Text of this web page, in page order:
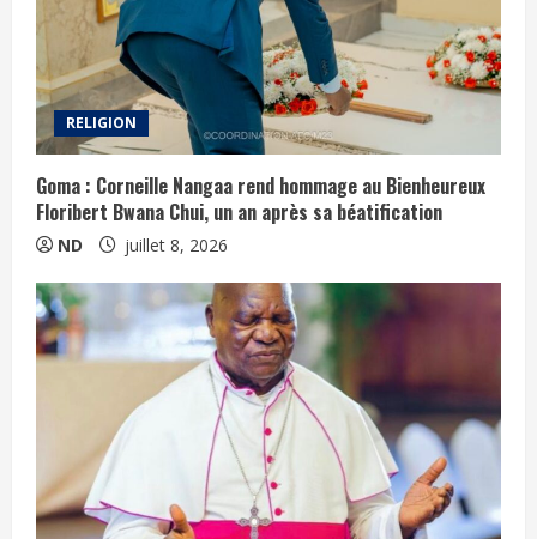
RELIGION
Goma : Corneille Nangaa rend hommage au Bienheureux
Floribert Bwana Chui, un an après sa béatification
ND juillet 8, 2026